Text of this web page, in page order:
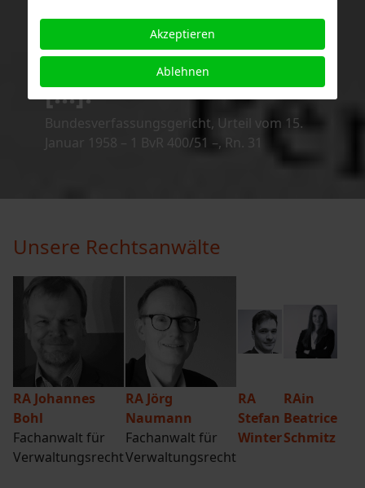
Grundlage jeder
Freiheit überhaupt
[...]."
Bundesverfassungsgericht, Urteil vom 15.
Januar 1958 – 1 BvR 400/51 –, Rn. 31
Unsere Rechtsanwälte
RA Johannes
Bohl
Fachanwalt für
Verwaltungsrecht
RA Jörg
Naumann
Fachanwalt für
Verwaltungsrecht
RA
Stefan
Winter
RAin
Beatrice
Schmitz
Akzeptieren
Ablehnen